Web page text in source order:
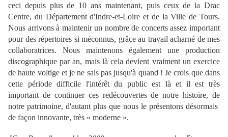
ceci depuis plus de 10 ans maintenant, puis ceux de la Drac
Centre, du Département d'Indre-et-Loire et de la Ville de Tours.
Nous arrivons à maintenir un nombre de concerts assez important
pour des répertoires si méconnus, grâce au travail acharné de mes
collaboratrices. Nous maintenons également une production
discographique par an, mais là cela devient vraiment un exercice
de haute voltige et je ne sais pas jusqu'à quand ! Je crois que dans
cette période difficile l'intérêt du public est là et il est très
important de continuer ces redécouvertes de notre histoire, de
notre patrimoine, d'autant plus que nous le présentons désormais
de façon innovante, très « moderne ».